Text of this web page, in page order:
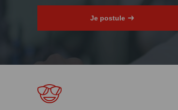
Je postule